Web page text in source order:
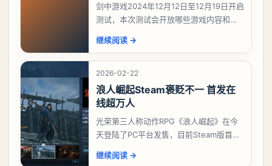
剑中游戏2024年12月12日至12月19日开启
测试，本次测试会开放哪些游戏内容和玩
剑测试开放游戏内容和玩法，想要了解详
情的
继续阅读 →
2026-02-22
浪人崛起Steam褒贬不一 首发在
线超万人
光荣第三人称动作RPG《浪人崛起》在今
天登陆了PC平台发售，目前Steam版首发
贬不一”。中文区评价394篇，为“多半
继续阅读 →